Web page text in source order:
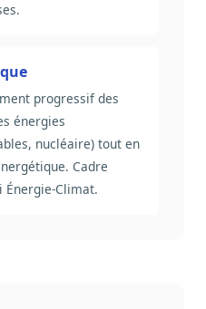
progressif des
énergies
nucléaire) tout en
Cadre
Énergie-Climat.